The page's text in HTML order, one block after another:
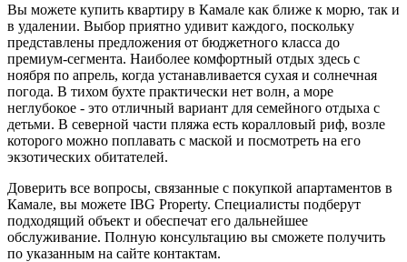
Вы можете купить квартиру в Камале как ближе к морю, так и
в удалении. Выбор приятно удивит каждого, поскольку
представлены предложения от бюджетного класса до
премиум-сегмента. Наиболее комфортный отдых здесь с
ноября по апрель, когда устанавливается сухая и солнечная
погода. В тихом бухте практически нет волн, а море
неглубокое - это отличный вариант для семейного отдыха с
детьми. В северной части пляжа есть коралловый риф, возле
которого можно поплавать с маской и посмотреть на его
экзотических обитателей.
Доверить все вопросы, связанные с покупкой апартаментов в
Камале, вы можете IBG Property. Специалисты подберут
подходящий объект и обеспечат его дальнейшее
обслуживание. Полную консультацию вы сможете получить
по указанным на сайте контактам.